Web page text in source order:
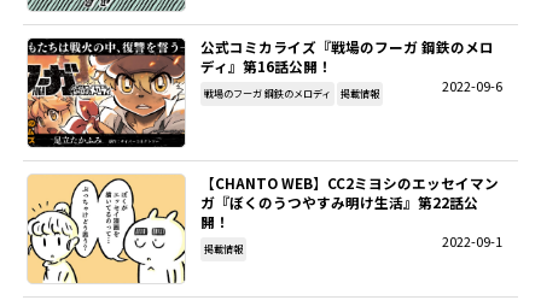
CC2STORE
COMPANY
RECRUIT
SNS
公式コミカライズ『戦場のフーガ 鋼鉄のメロ
ディ』第16話公開！
2022-09-6
戦場のフーガ 鋼鉄のメロディ 掲載情報
【CHANTO WEB】CC2ミヨシのエッセイマン
ガ『ぼくのうつやすみ明け生活』第22話公
開！
2022-09-1
掲載情報